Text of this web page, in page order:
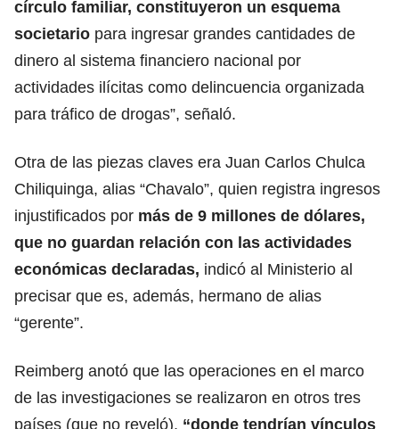
círculo familiar, constituyeron un esquema
societario para ingresar grandes cantidades de
dinero al sistema financiero nacional por
actividades ilícitas como delincuencia organizada
para tráfico de drogas”, señaló.
Otra de las piezas claves era Juan Carlos Chulca
Chiliquinga, alias “Chavalo”, quien registra ingresos
injustificados por más de 9 millones de dólares,
que no guardan relación con las actividades
económicas declaradas, indicó al Ministerio al
precisar que es, además, hermano de alias
“gerente”.
Reimberg anotó que las operaciones en el marco
de las investigaciones se realizaron en otros tres
países (que no reveló), “donde tendrían vínculos